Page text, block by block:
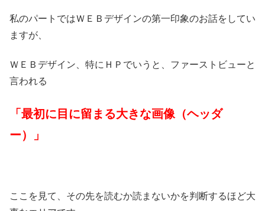
私のパートではＷＥＢデザインの第一印象のお話をしてい
ますが、
ＷＥＢデザイン、特にＨＰでいうと、ファーストビューと
言われる
「最初に目に留まる大きな画像（ヘッダ
ー）」
ここを見て、その先を読むか読まないかを判断するほど大